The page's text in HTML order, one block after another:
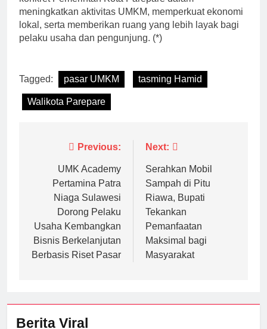
meningkatkan aktivitas UMKM, memperkuat ekonomi
lokal, serta memberikan ruang yang lebih layak bagi
pelaku usaha dan pengunjung. (*)
Tagged: pasar UMKM tasming Hamid
Walikota Parepare
NavigasiPrevious:
UMK Academy
Pertamina Patra
Niaga Sulawesi
Dorong Pelaku
Usaha Kembangkan
Bisnis Berkelanjutan
Berbasis Riset Pasar
Next:
Serahkan Mobil
Sampah di Pitu
Riawa, Bupati
Tekankan
Pemanfaatan
Maksimal bagi
Masyarakat
Berita Viral